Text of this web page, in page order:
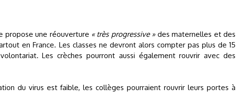
propose une réouverture « très progressive »des maternelles et des
en France. Les classes ne devront alors compter pas plus de 15
Les crèches pourront aussi également rouvrir avec des
du virus est faible, les collèges pourraient rouvrir leurs portes à